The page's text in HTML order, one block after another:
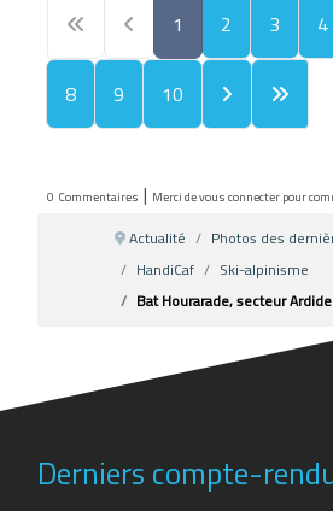
1 2 3 4
8
9 10
0 Commentaires | Merci de vous connecter pour
Actualité
Photos des
HandiCaf
Ski-alpinisme
Bat Hourarade, secteur
Derniers compte-